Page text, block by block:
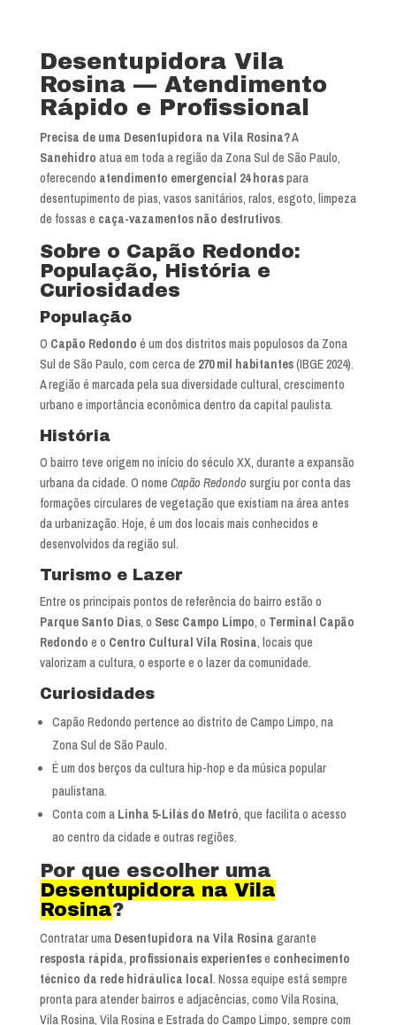
Desentupidora Vila
Rosina — Atendimento
Rápido e Profissional
Precisa de uma Desentupidora na Vila Rosina?A
Sanehidro atua em toda a região da Zona Sul de São Paulo,
oferecendo atendimento emergencial 24 horaspara
desentupimento de pias, vasos sanitários, ralos, esgoto, limpeza
de fossas e caça-vazamentos não destrutivos.
Sobre o Capão Redondo:
População, História e
Curiosidades
População
O Capão Redondo é um dos distritos mais populosos da Zona
Sul de São Paulo, com cerca de 270 mil habitantes(IBGE 2024).
A região é marcada pela sua diversidade cultural, crescimento
urbano e importância econômica dentro da capital paulista.
História
O bairro teve origem no início do século XX, durante a expansão
urbana da cidade. O nome Capão Redondo surgiu por conta das
formações circulares de vegetação que existiam na área antes
da urbanização. Hoje, é um dos locais mais conhecidos e
desenvolvidos da região sul.
Turismo e Lazer
Entre os principais pontos de referência do bairro estão o
Parque Santo Dias, o Sesc Campo Limpo, o Terminal Capão
Redondo e o Centro Cultural Vila Rosina, locais que
valorizam a cultura, o esporte e o lazer da comunidade.
Curiosidades
Capão Redondo pertence ao distrito de Campo Limpo, na
Zona Sul de São Paulo.
É um dos berços da cultura hip-hop e da música popular
paulistana.
Conta com a Linha 5-Lilás do Metrô, que facilita o acesso
ao centro da cidade e outras regiões.
Por que escolher uma
Desentupidora na Vila
Rosina?
Contratar uma Desentupidora na Vila Rosina garante
resposta rápida, profissionais experientese conhecimento
técnico da rede hidráulica local. Nossa equipe está sempre
pronta para atender bairros e adjacências, como Vila Rosina,
Vila Rosina, Vila Rosina e Estrada do Campo Limpo, sempre com